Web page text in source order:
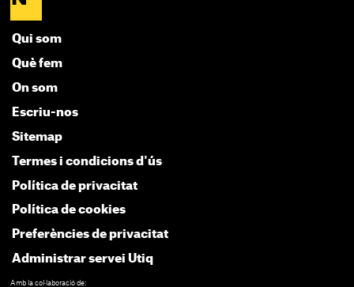
Qui som
Què fem
On som
Escriu-nos
Sitemap
Termes i condicions d'ús
Política de privacitat
Política de cookies
Preferències de privacitat
Administrar servei Utiq
Amb la col·laboració de: